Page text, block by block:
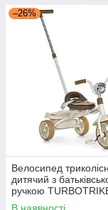
–26%
Велосипед
дитячий з
ручкою
EVA, музика, світло)